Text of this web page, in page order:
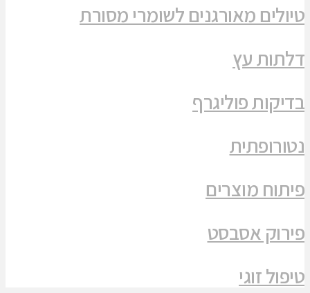
טיולים מאורגנים לשומרי מסורת
דלתות עץ
בדיקות פוליגרף
נטורופתית
פיתוח מוצרים
פירוק אסבסט
טיפול זוגי